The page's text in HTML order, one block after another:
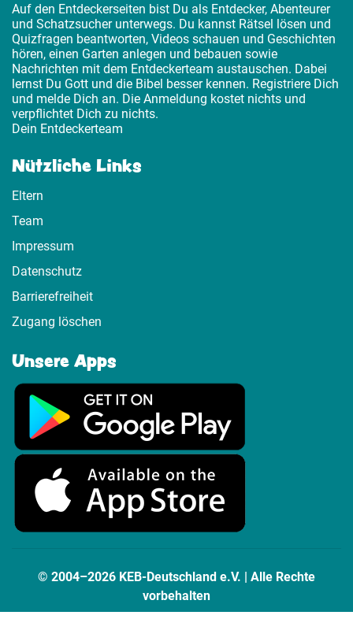
Auf den Entdeckerseiten bist Du als Entdecker, Abenteurer
und Schatzsucher unterwegs. Du kannst Rätsel lösen und
Quizfragen beantworten, Videos schauen und Geschichten
hören, einen Garten anlegen und bebauen sowie
Nachrichten mit dem Entdeckerteam austauschen. Dabei
lernst Du Gott und die Bibel besser kennen. Registriere Dich
und melde Dich an. Die Anmeldung kostet nichts und
verpflichtet Dich zu nichts.
Dein Entdeckerteam
Nützliche Links
Eltern
Team
Impressum
Datenschutz
Barrierefreiheit
Zugang löschen
Unsere Apps
© 2004–2026 KEB-Deutschland e.V. | Alle Rechte
vorbehalten